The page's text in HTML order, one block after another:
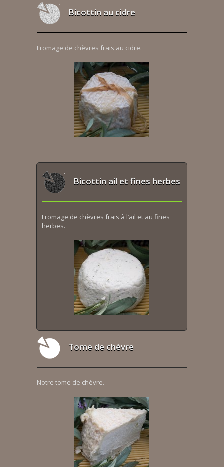
Bicottin au cidre
Fromage de chèvres frais au cidre.
Bicottin ail et fines herbes
Fromage de chèvres frais à l’ail et au fines
herbes.
Tome de chèvre
Notre tome de chèvre.